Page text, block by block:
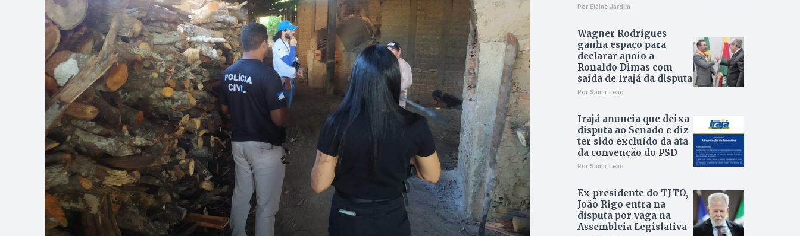
Por Elâine Jardim
Wagner Rodrigues
ganha espaço para
declarar apoio a
Ronaldo Dimas com
saída de Irajá da disputa
Por Samir Leão
Irajá anuncia que deixa
disputa ao Senado e diz
ter sido excluído da ata
da convenção do PSD
Por Samir Leão
Ex-presidente do TJTO,
João Rigo entra na
disputa por vaga na
Assembleia Legislativa